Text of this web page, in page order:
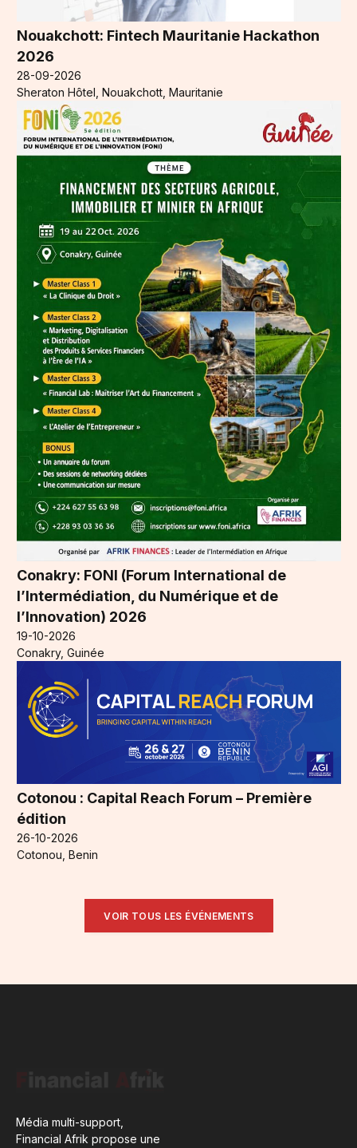
Nouakchott: Fintech Mauritanie Hackathon
2026
28-09-2026
Sheraton Hôtel, Nouakchott, Mauritanie
Conakry: FONI (Forum International de
l’Intermédiation, du Numérique et de
l’Innovation) 2026
19-10-2026
Conakry, Guinée
Cotonou : Capital Reach Forum – Première
édition
26-10-2026
Cotonou, Benin
VOIR TOUS LES ÉVÉNEMENTS
Média multi-support,
Financial Afrik propose une